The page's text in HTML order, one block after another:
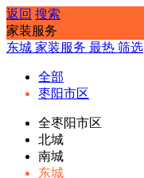
返回 搜索
家装服务
东城 家装服务 最热 筛选
全部
枣阳市区
全枣阳市区
北城
南城
东城